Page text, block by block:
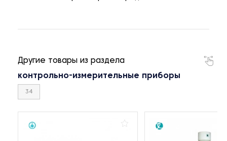
Другие товары из раздела
контрольно-измерительные приборы
34